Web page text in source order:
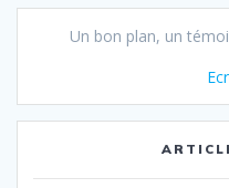
Un bon plan, un